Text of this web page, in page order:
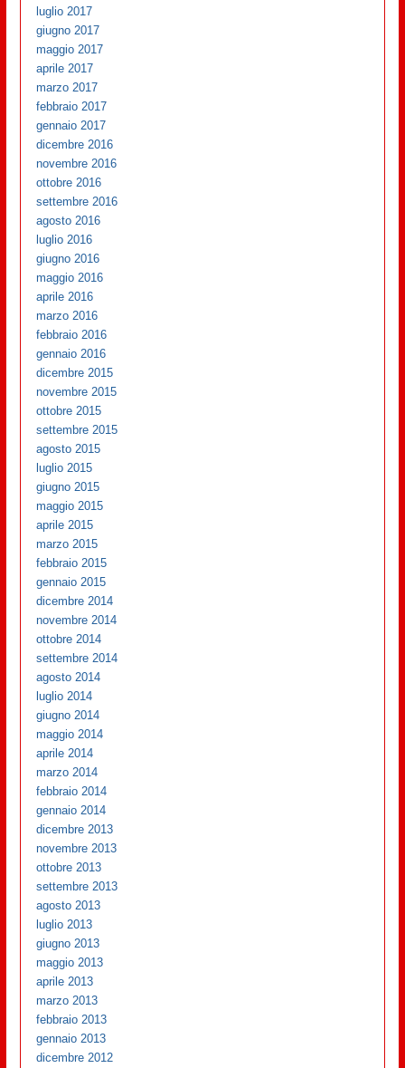
luglio 2017
giugno 2017
maggio 2017
aprile 2017
marzo 2017
febbraio 2017
gennaio 2017
dicembre 2016
novembre 2016
ottobre 2016
settembre 2016
agosto 2016
luglio 2016
giugno 2016
maggio 2016
aprile 2016
marzo 2016
febbraio 2016
gennaio 2016
dicembre 2015
novembre 2015
ottobre 2015
settembre 2015
agosto 2015
luglio 2015
giugno 2015
maggio 2015
aprile 2015
marzo 2015
febbraio 2015
gennaio 2015
dicembre 2014
novembre 2014
ottobre 2014
settembre 2014
agosto 2014
luglio 2014
giugno 2014
maggio 2014
aprile 2014
marzo 2014
febbraio 2014
gennaio 2014
dicembre 2013
novembre 2013
ottobre 2013
settembre 2013
agosto 2013
luglio 2013
giugno 2013
maggio 2013
aprile 2013
marzo 2013
febbraio 2013
gennaio 2013
dicembre 2012